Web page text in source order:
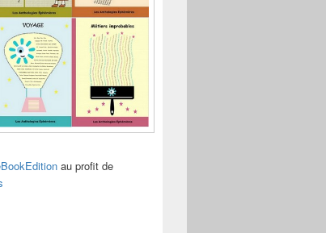
au profit de